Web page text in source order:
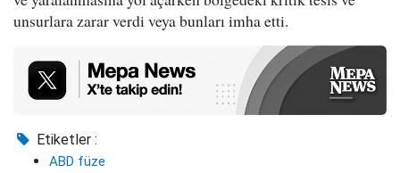
unsurlara zarar verdi veya bunları imha etti.
Etiketler :
ABD füze